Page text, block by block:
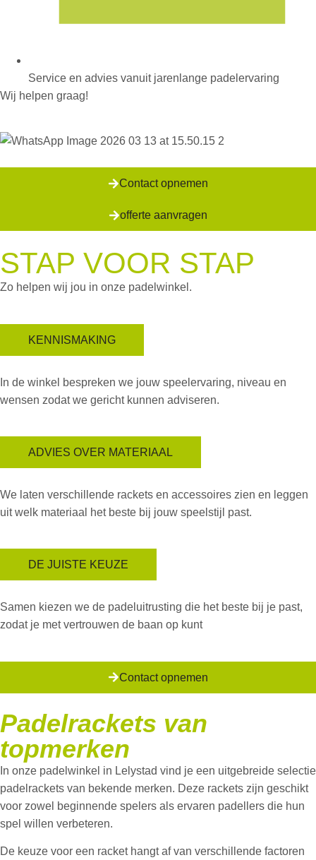
Service en advies vanuit jarenlange padelervaring
Wij helpen graag!
Contact opnemen
offerte aanvragen
STAP VOOR STAP
Zo helpen wij jou in onze padelwinkel.
KENNISMAKING
In de winkel bespreken we jouw speelervaring, niveau en
wensen zodat we gericht kunnen adviseren.
ADVIES OVER MATERIAAL
We laten verschillende rackets en accessoires zien en leggen
uit welk materiaal het beste bij jouw speelstijl past.
DE JUISTE KEUZE
Samen kiezen we de padeluitrusting die het beste bij je past,
zodat je met vertrouwen de baan op kunt
Contact opnemen
Padelrackets van
topmerken
In onze padelwinkel in Lelystad vind je een uitgebreide selectie
padelrackets van bekende merken. Deze rackets zijn geschikt
voor zowel beginnende spelers als ervaren padellers die hun
spel willen verbeteren.
De keuze voor een racket hangt af van verschillende factoren